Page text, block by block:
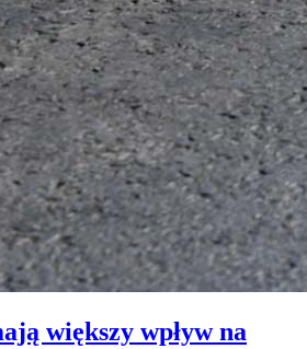
większy wpływ na